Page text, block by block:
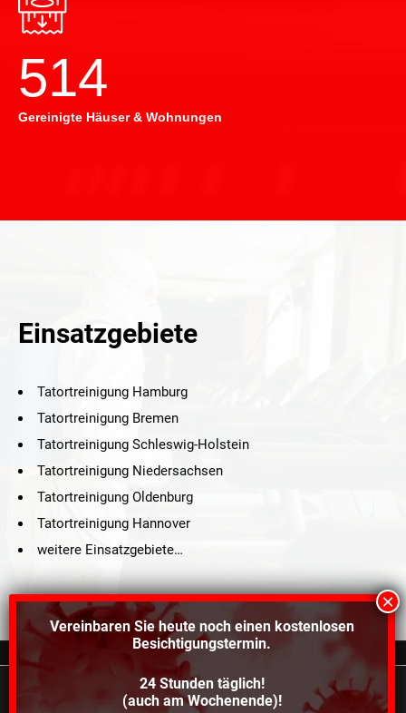
514
Gereinigte Häuser & Wohnungen
Einsatzgebiete
Tatortreinigung Hamburg
Tatortreinigung Bremen
Tatortreinigung Schleswig-Holstein
Tatortreinigung Niedersachsen
Tatortreinigung Oldenburg
Tatortreinigung Hannover
weitere Einsatzgebiete…
©2021 Schröders Service Team Nord, All Rights Reserved.
Vereinbaren Sie heute noch einen kostenlosen
Besichtigungstermin.
24 Stunden täglich!
(auch am Wochenende)!